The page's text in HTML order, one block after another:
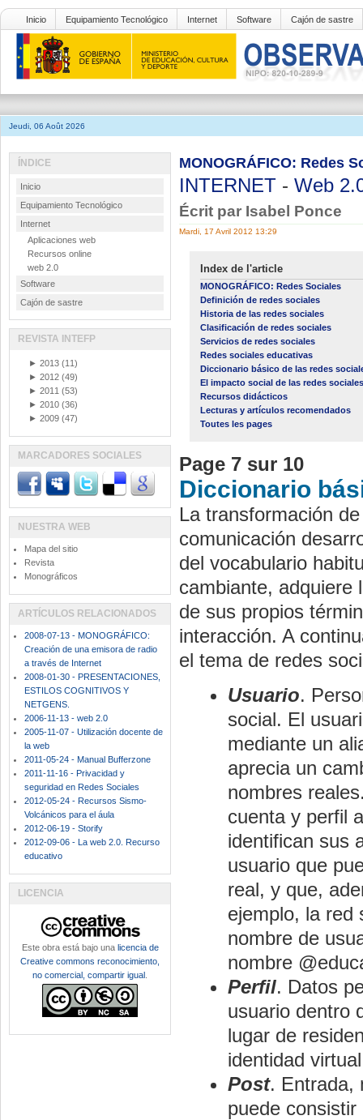
Inicio Equipamiento Tecnológico Internet Software Cajón de sastre
Jeudi, 06 Août 2026
MONOGRÁFICO: Redes
INTERNET - Web
Écrit par Isabel Ponce
Mardi, 17 Avril 2012 13:29
Index de l'article
MONOGRÁFICO: Redes Sociales
Definición de redes sociales
Historia de las redes sociales
Clasificación de redes sociales
Servicios de redes sociales
Redes sociales educativas
Diccionario básico de las redes
El impacto social de las redes sociales
Recursos didácticos
Lecturas y artículos recomendados
Toutes les pages
Page 7 sur 10
Diccionario
La transformación
comunicación
del vocabulario
cambiante, adquiere
de sus propios
interacción. A
el tema de redes
Usuario.
social. El
mediante un
aprecia un
nombres
cuenta y perfil
identifican sus
usuario que
real, y que,
ejemplo, la red
nombre de
nombre
Perfil. Datos
usuario dentro
lugar de
identidad
Post. Entrada,
puede
ÍNDICE
Inicio
Equipamiento Tecnológico
Internet
Aplicaciones web
Recursos online
web 2.0
Software
Cajón de sastre
REVISTA INTEFP
► 2013 (11)
► 2012 (49)
► 2011 (53)
► 2010 (36)
► 2009 (47)
MARCADORES SOCIALES
NUESTRA WEB
Mapa del sitio
Revista
Monográficos
ARTÍCULOS RELACIONADOS
2008-07-13 - MONOGRÁFICO:
Creación de una emisora de radio
a través de Internet
2008-01-30 - PRESENTACIONES,
ESTILOS COGNITIVOS Y
NETGENS.
2006-11-13 - web 2.0
2005-11-07 - Utilización docente de
la web
2011-05-24 - Manual Bufferzone
2011-11-16 - Privacidad y
seguridad en Redes Sociales
2012-05-24 - Recursos Sismo-
Volcánicos para el áula
2012-06-19 - Storify
2012-09-06 - La web 2.0. Recurso
educativo
LICENCIA
Este obra está bajo una licencia de
Creative commons reconocimiento,
no comercial, compartir igual